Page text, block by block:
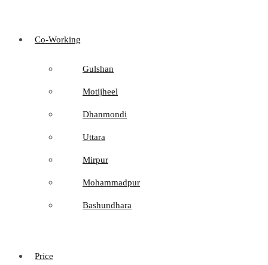
Co-Working
Gulshan
Motijheel
Dhanmondi
Uttara
Mirpur
Mohammadpur
Bashundhara
Price